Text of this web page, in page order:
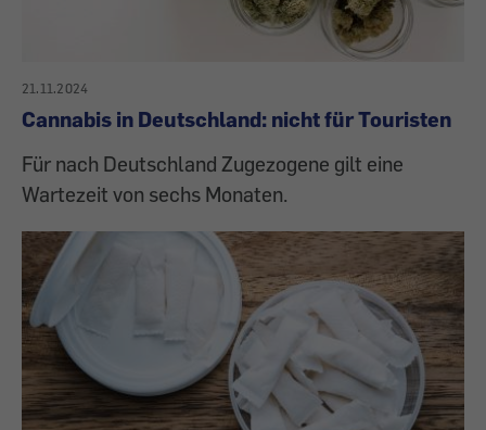
21.11.2024
Cannabis in Deutschland: nicht für Touristen
Für nach Deutschland Zugezogene gilt eine
Wartezeit von sechs Monaten.